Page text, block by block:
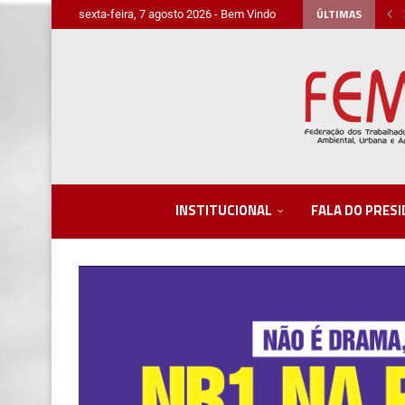
sexta-feira, 7 agosto 2026 - Bem Vindo ÚLTIMAS
INSTITUCIONAL FALA DO